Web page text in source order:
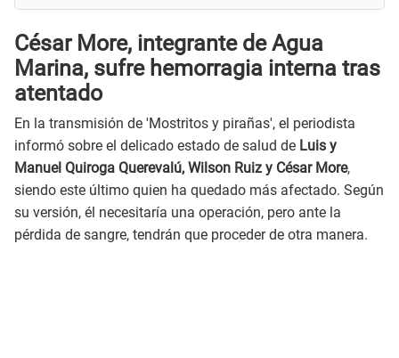
César More, integrante de Agua
Marina, sufre hemorragia interna tras
atentado
En la transmisión de 'Mostritos y pirañas', el periodista
informó sobre el delicado estado de salud de Luis y
Manuel Quiroga Querevalú, Wilson Ruiz y César More,
siendo este último quien ha quedado más afectado. Según
su versión, él necesitaría una operación, pero ante la
pérdida de sangre, tendrán que proceder de otra manera.